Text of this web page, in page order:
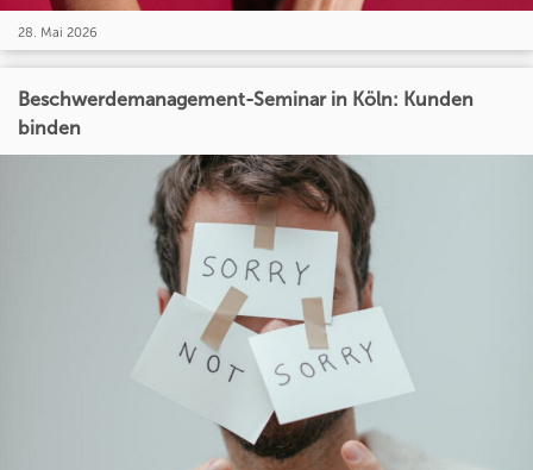
28. Mai 2026
Beschwerdemanagement-Seminar in Köln: Kunden
binden